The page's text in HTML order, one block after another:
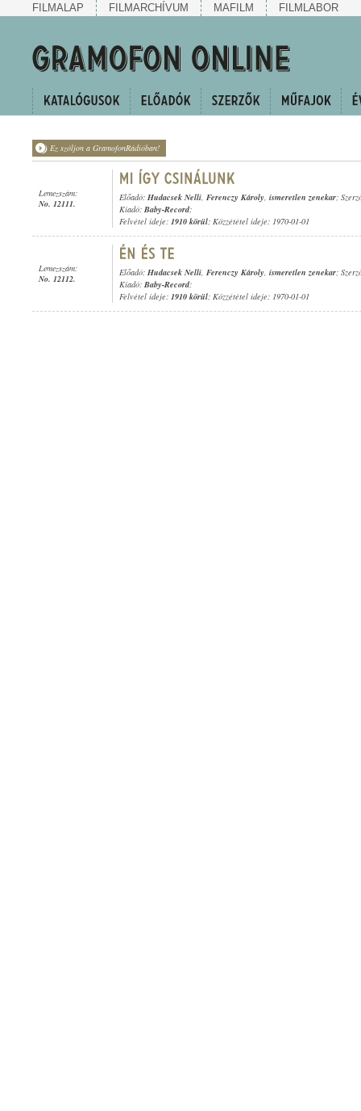
FILMALAP FILMARCHÍVUM MAFILM FILMLABOR
Ez szóljon a GramofonRádióban!
Lemezszám:
No. 12111.
Előadó: Hudacsek Nelli, Ferenczy Károly, ismeretlen zenekar;
Kiadó: Baby-Record;
Felvétel ideje: 1910 körül; Közzététel ideje: 1970-01-01
Lemezszám:
No. 12112.
Előadó: Hudacsek Nelli, Ferenczy Károly, ismeretlen zenekar;
Kiadó: Baby-Record;
Felvétel ideje: 1910 körül; Közzététel ideje: 1970-01-01